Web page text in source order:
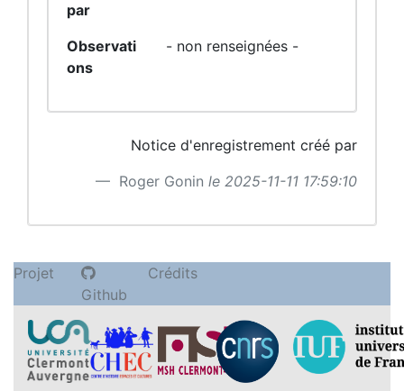
par
Observati
ons
- non renseignées -
Notice d'enregistrement créé par
Roger Gonin le 2025-11-11 17:59:10
Projet
Github
Crédits